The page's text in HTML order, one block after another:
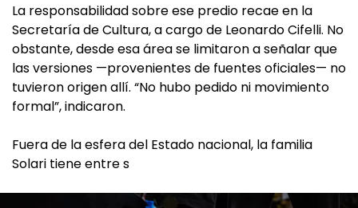
La responsabilidad sobre ese predio recae en la
Secretaría de Cultura, a cargo de Leonardo Cifelli. No
obstante, desde esa área se limitaron a señalar que
las versiones —provenientes de fuentes oficiales— no
tuvieron origen allí. “No hubo pedido ni movimiento
formal”, indicaron.
Fuera de la esfera del Estado nacional, la familia
Solari tiene entre s